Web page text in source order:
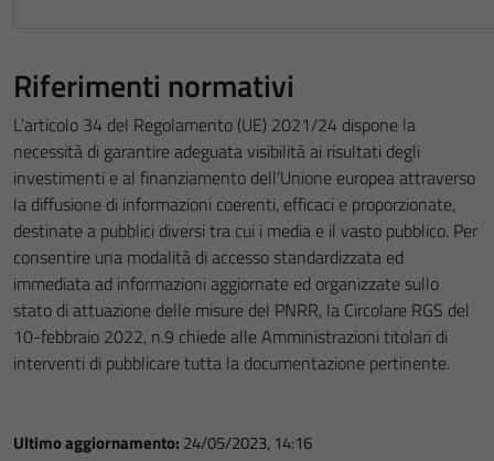
Riferimenti normativi
L’articolo 34 del Regolamento (UE) 2021/24 dispone la
necessità di garantire adeguata visibilità ai risultati degli
investimenti e al finanziamento dell’Unione europea attraverso
la diffusione di informazioni coerenti, efficaci e proporzionate,
destinate a pubblici diversi tra cui i media e il vasto pubblico. Per
consentire una modalità di accesso standardizzata ed
immediata ad informazioni aggiornate ed organizzate sullo
stato di attuazione delle misure del PNRR, la Circolare RGS del
10-febbraio 2022, n.9 chiede alle Amministrazioni titolari di
interventi di pubblicare tutta la documentazione pertinente.
Ultimo aggiornamento: 24/05/2023, 14:16